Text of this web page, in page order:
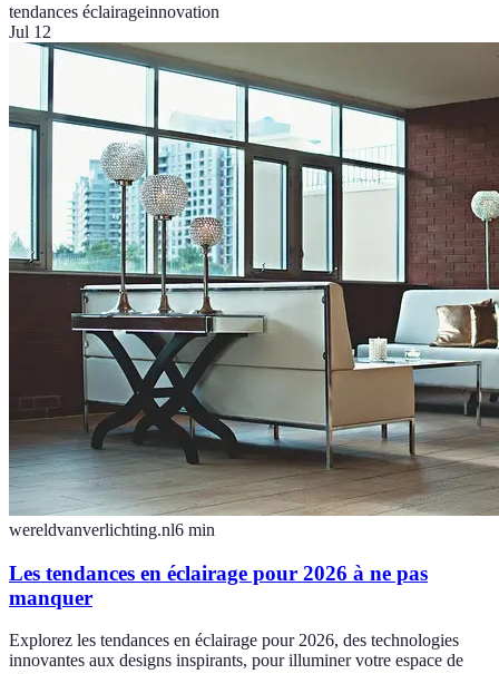
tendances éclairageinnovation
Jul 12
wereldvanverlichting.nl6 min
Les tendances en éclairage pour 2026 à ne pas
manquer
Explorez les tendances en éclairage pour 2026, des technologies
innovantes aux designs inspirants, pour illuminer votre espace de